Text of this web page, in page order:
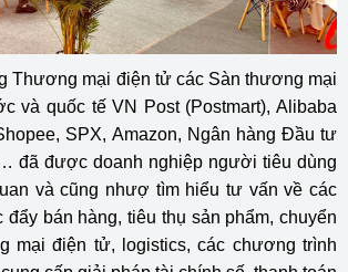
Thương mại điện tử các Sàn thương mại
và quốc tế VN Post (Postmart), Alibaba
SPX, Amazon, Ngân hàng Đầu tư
đã được doanh nghiệp người tiêu dùng
và cũng nhượ tìm hiểu tư vấn về các
bán hàng, tiêu thụ sản phẩm, chuyển
mại điện tử, logistics, các chương trình